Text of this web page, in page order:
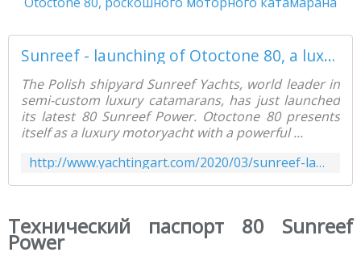
Sunreef - launching of Otoctone 80, a luxury motoryacht catamaran - Yachting Art Magazine
The Polish shipyard Sunreef Yachts, world leader in
semi-custom luxury catamarans, has just launched
its latest 80 Sunreef Power. Otoctone 80 presents
itself as a luxury motoryacht with a powerful ...
http://www.yachtingart.com/2020/03/sunreef-launching-of-otoctone-80-a-luxury-motoryacht-catamaran.html
Технический паспорт 80 Sunreef
Power